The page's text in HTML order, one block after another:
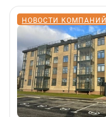
НОВОСТИ КОМПАНИЙ